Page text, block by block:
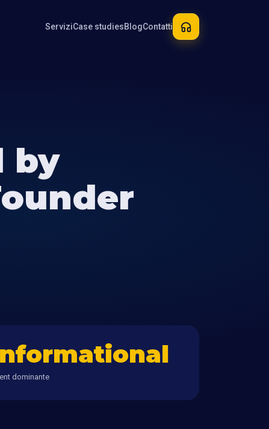
ServiziCase studiesBlogContatti
by
dominante